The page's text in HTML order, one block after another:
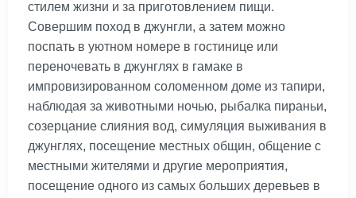
стилем жизни и за приготовлением пищи.
Совершим поход в джунгли, а затем можно
поспать в уютном номере в гостинице или
переночевать в джунглях в гамаке в
импровизированном соломенном доме из тапири,
наблюдая за животными ночью, рыбалка пираньи,
созерцание слияния вод, симуляция выживания в
джунглях, посещение местных общин, общение с
местными жителями и другие мероприятия,
посещение одного из самых больших деревьев в